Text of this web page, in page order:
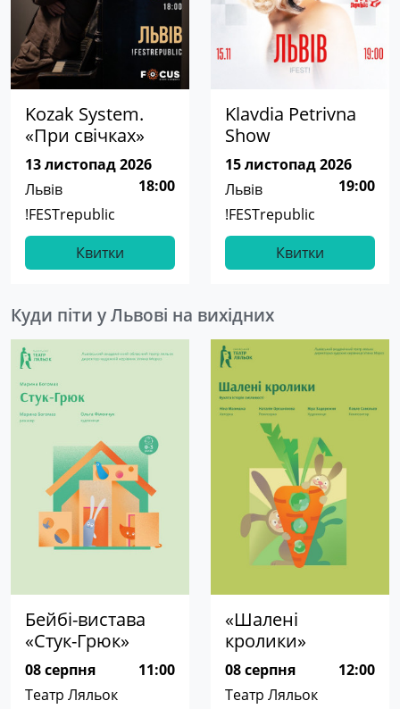
Kozak System.
«При свічках»
13 листопад 2026
18:00
Львів
!FESTrepublic
Квитки
Klavdia Petrivna
Show
15 листопад 2026
19:00
Львів
!FESTrepublic
Квитки
Куди піти у Львові на вихідних
Бейбі-вистава
«Стук-Грюк»
08 серпня
11:00
Театр Ляльок
«Шалені
кролики»
08 серпня
12:00
Театр Ляльок